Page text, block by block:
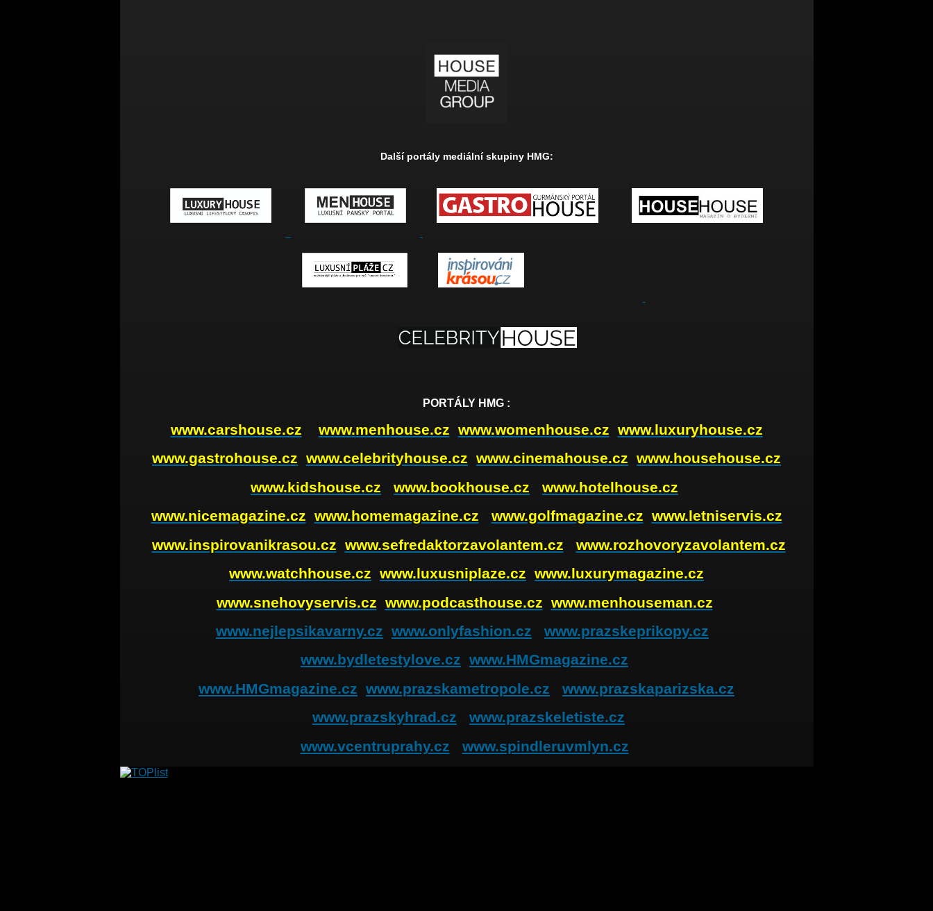
Další portály mediální skupiny HMG:
PORTÁLY HMG :
www.carshouse.cz www.menhouse.cz www.womenhouse.cz www.luxuryhouse.cz
www.gastrohouse.cz www.celebrityhouse.cz www.cinemahouse.cz www.househouse.cz
www.kidshouse.cz
www.bookhouse.cz
www.hotelhouse.cz
www.nicemagazine.cz www.homemagazine.cz www.golfmagazine.cz www.letniservis.cz
www.inspirovanikrasou.cz www.sefredaktorzavolantem.cz
www.rozhovoryzavolantem.cz
www.watchhouse.cz www.luxusniplaze.cz www.luxurymagazine.cz
www.snehovyservis.cz www.podcasthouse.cz www.menhouseman.cz
www.nejlepsikavarny.cz www.onlyfashion.cz
www.prazskeprikopy.cz
www.bydletestylove.cz www.HMGmagazine.cz
www.HMGmagazine.cz www.prazskametropole.cz
www.prazskaparizska.cz
www.prazskyhrad.cz
www.prazskeletiste.cz
www.vcentruprahy.cz
www.spindleruvmlyn.cz